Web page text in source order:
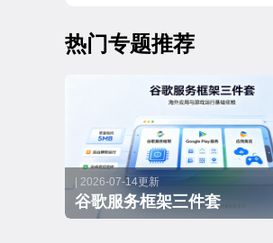
热门专题推荐
| 2026-07-14更新
谷歌服务框架三件套